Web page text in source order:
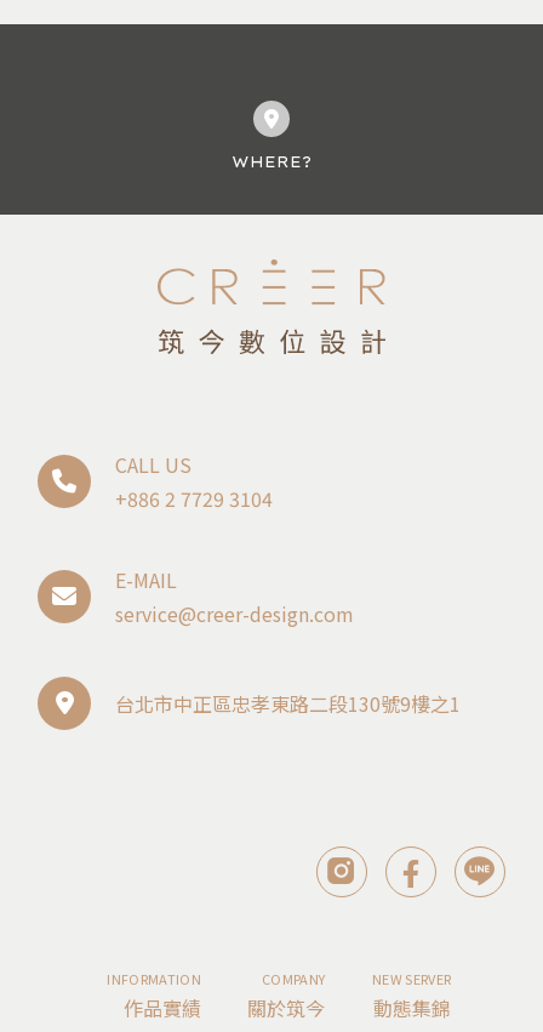
WHERE?
CALL US
+886 2 7729 3104
E-MAIL
service@creer-design.com
台北市中正區忠孝東路二段130號9樓之1
INFORMATION
作品實績
COMPANY
關於筑今
NEW SERVER
動態集錦